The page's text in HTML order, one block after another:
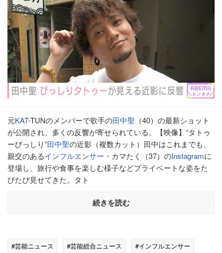
元KAT-TUNのメンバーで歌手の田中聖 （40）の最新ショット
が公開され、多くの反響が寄せられている。【映像】“タトゥ
ーびっしり”田中聖の近影（複数カット）田中はこれまでも、
親交のあるインフルエンサー ・カマたく（37）のInstagramに
登場し、旅行や食事を楽しむ様子などプライベートな姿をた
びたび見せてきた。タト
続きを読む
#芸能ニュース #芸能総合ニュース
#インフルエンサー